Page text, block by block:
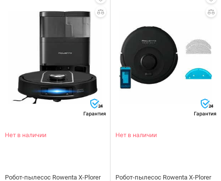
24
Гарантия
Нет в наличии
Робот-пылесос Rowenta X-Plorer
24
Гарантия
Нет в наличии
Робот-пылесос Rowenta X-Plorer